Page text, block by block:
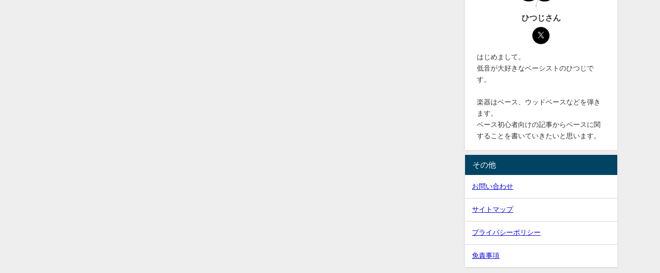
ひつじさん
はじめまして。
低音が大好きなベーシストのひつじで
す。
楽器はベース、ウッドベースなどを弾き
ます。
ベース初心者向けの記事からベースに関
することを書いていきたいと思います。
その他
お問い合わせ
サイトマップ
プライバシーポリシー
免責事項